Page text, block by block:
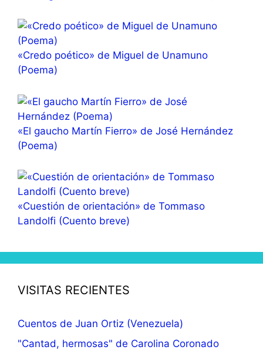
«Credo poético» de Miguel de Unamuno
(Poema)
«El gaucho Martín Fierro» de José Hernández
(Poema)
«Cuestión de orientación» de Tommaso
Landolfi (Cuento breve)
VISITAS RECIENTES
Cuentos de Juan Ortiz (Venezuela)
"Cantad, hermosas" de Carolina Coronado